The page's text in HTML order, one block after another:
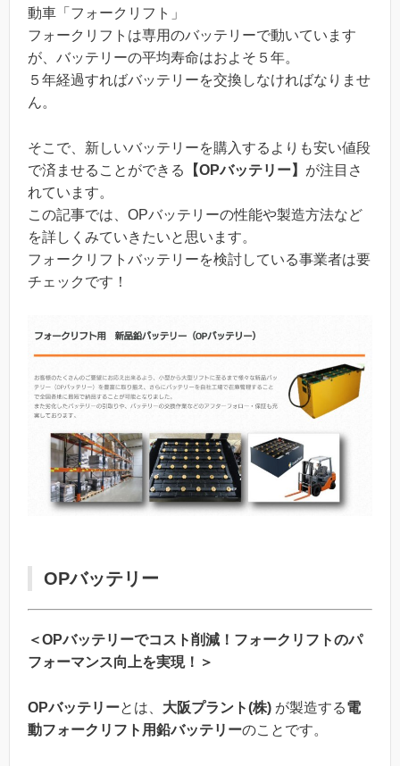
動車「フォークリフト」
フォークリフトは専用のバッテリーで動いています
が、バッテリーの平均寿命はおよそ５年。
５年経過すればバッテリーを交換しなければなりませ
ん。
そこで、新しいバッテリーを購入するよりも安い値段
で済ませることができる
【OPバッテリー】 が注目さ
れています。
この記事では、OPバッテリーの性能や製造方法など
を詳しくみていきたいと思います。
フォークリフトバッテリーを検討している事業者は要
チェックです！
OPバッテリー
＜OPバッテリーでコスト削減！フォークリフトのパ
フォーマンス向上を実現！＞
OPバッテリーとは、 大阪プラント(株) が製造する電
動フォークリフト用鉛バッテリーのことです。